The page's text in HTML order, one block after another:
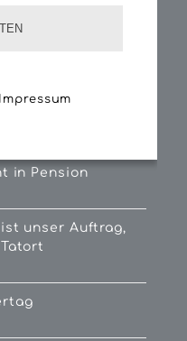
in Pension
unser Auftrag,
Impressum